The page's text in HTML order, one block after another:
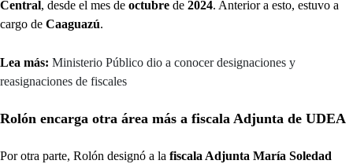
Central, desde el mes de octubre de 2024. Anterior a esto, estuvo a
cargo de Caaguazú.
Lea más: Ministerio Público dio a conocer designaciones y
reasignaciones de fiscales
Rolón encarga otra área más a fiscala Adjunta de UDEA
Por otra parte, Rolón designó a la fiscala Adjunta María Soledad